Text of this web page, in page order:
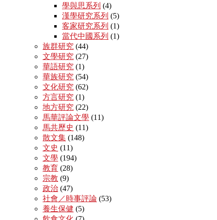
學與思系列 (4)
漢學研究系列 (5)
客家研究系列 (1)
當代中國系列 (1)
族群研究 (44)
文學研究 (27)
華語研究 (1)
華族研究 (54)
文化研究 (62)
方言研究 (1)
地方研究 (22)
馬華評論文學 (11)
馬共歷史 (11)
散文集 (148)
文史 (11)
文學 (194)
教育 (28)
宗教 (9)
政治 (47)
社會／時事評論 (53)
養生保健 (5)